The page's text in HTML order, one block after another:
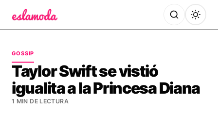
GOSSIP
Taylor Swift se vistió
igualita a la Princesa Diana
1 MIN DE LECTURA